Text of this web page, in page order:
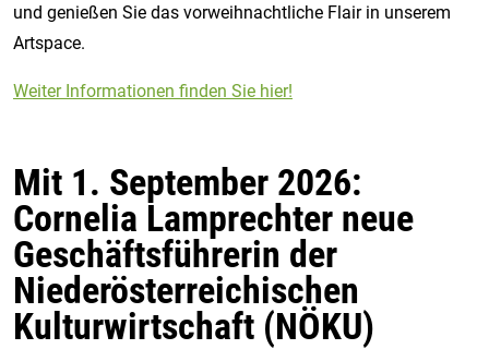
und genießen Sie das vorweihnachtliche Flair in unserem
Artspace.
Weiter Informationen finden Sie hier!
Mit 1. September 2026:
Cornelia Lamprechter neue
Geschäftsführerin der
Niederösterreichischen
Kulturwirtschaft (NÖKU)